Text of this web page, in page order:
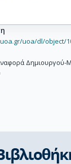
uoa/dl/object/
Δημιουργού-